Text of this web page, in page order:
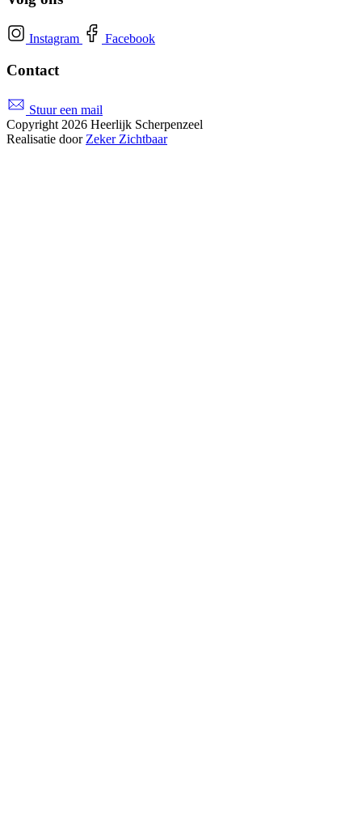
Instagram Facebook
Contact
Stuur een mail
Copyright 2026 Heerlijk Scherpenzeel
Realisatie door Zeker Zichtbaar